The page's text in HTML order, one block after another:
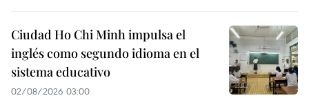
Ciudad Ho Chi Minh impulsa el
inglés como segundo idioma en el
sistema educativo
02/08/2026 03:00